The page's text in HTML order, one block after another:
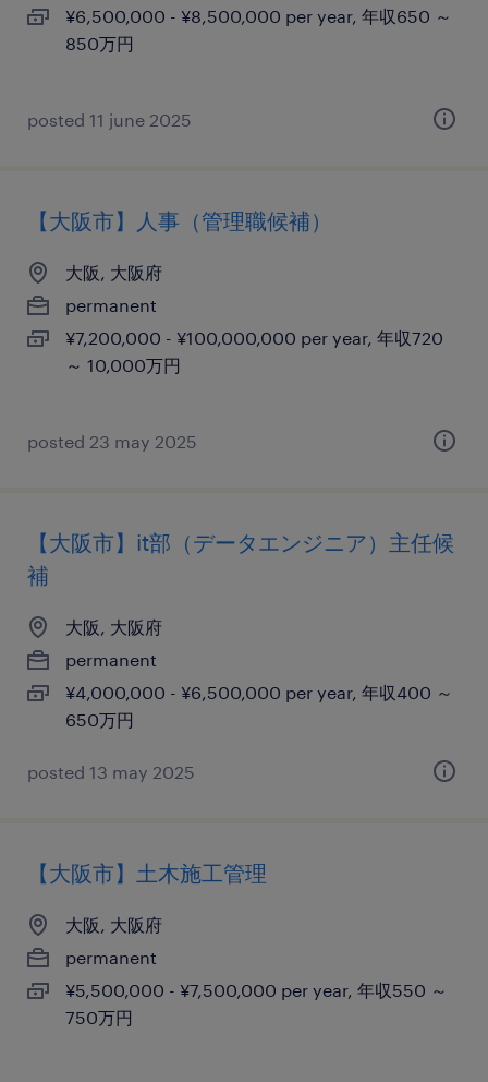
¥6,500,000 - ¥8,500,000 per year, 年収650 ～
850万円
posted 11 june 2025
【大阪市】人事（管理職候補）
大阪, 大阪府
permanent
¥7,200,000 - ¥100,000,000 per year, 年収720
～ 10,000万円
posted 23 may 2025
【大阪市】it部（データエンジニア）主任候
補
大阪, 大阪府
permanent
¥4,000,000 - ¥6,500,000 per year, 年収400 ～
650万円
posted 13 may 2025
【大阪市】土木施工管理
大阪, 大阪府
permanent
¥5,500,000 - ¥7,500,000 per year, 年収550 ～
750万円